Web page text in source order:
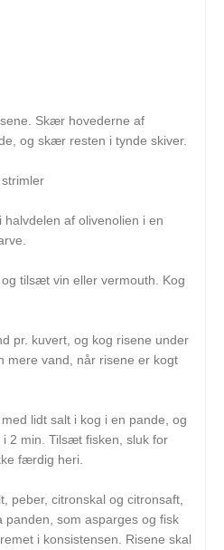
Skær hovederne af
og skær resten i tynde skiver.
af olivenolien i en
tilsæt vin eller vermouth. Kog
pr. kuvert, og kog risene under
mere vand, når risene er kogt
lidt salt i kog i en pande, og
2 min. Tilsæt fisken, sluk for
færdig heri.
peber, citronskal og citronsaft,
panden, som asparges og fisk
i konsistensen. Risene skal